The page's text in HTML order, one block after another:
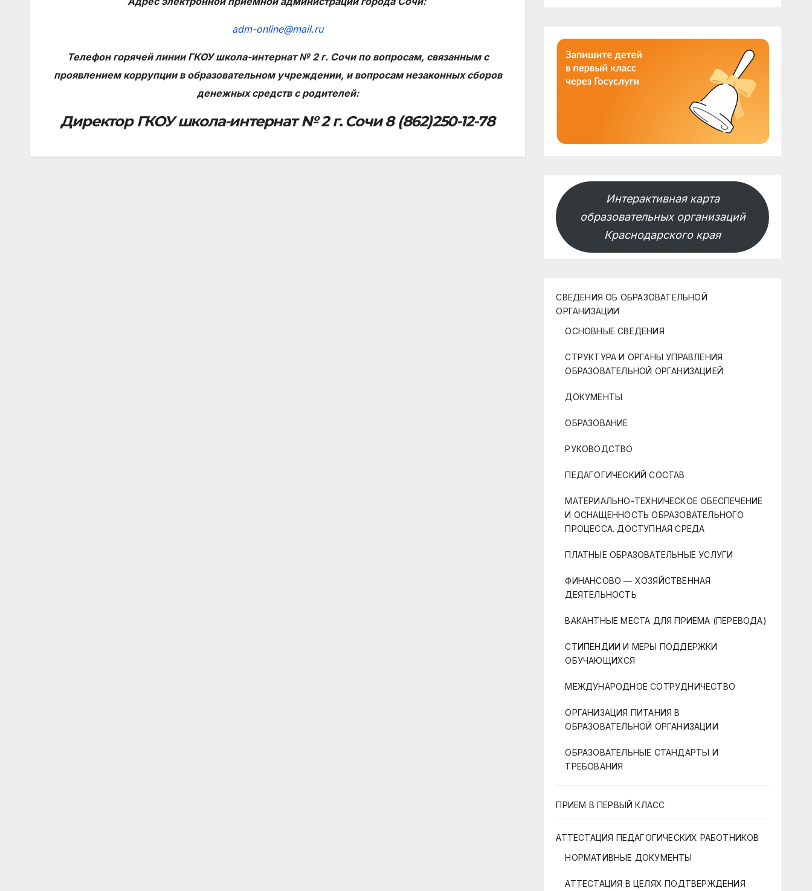
adm-online@mail.ru
Телефон горячей линии ГКОУ школа-интернат № 2 г. Сочи по вопросам, связанным с
проявлением коррупции в образовательном учреждении, и вопросам незаконных сборов
денежных средств с родителей:
Директор ГКОУ школа-интернат № 2 г. Сочи 8 (862)250-12-78
Интерактивная карта
образовательных организаций
Краснодарского края
СВЕДЕНИЯ ОБ ОБРАЗОВАТЕЛЬНОЙ
ОРГАНИЗАЦИИ
ОСНОВНЫЕ СВЕДЕНИЯ
СТРУКТУРА И ОРГАНЫ УПРАВЛЕНИЯ
ОБРАЗОВАТЕЛЬНОЙ ОРГАНИЗАЦИЕЙ
ДОКУМЕНТЫ
ОБРАЗОВАНИЕ
РУКОВОДСТВО
ПЕДАГОГИЧЕСКИЙ СОСТАВ
МАТЕРИАЛЬНО-ТЕХНИЧЕСКОЕ ОБЕСПЕЧЕНИЕ
И ОСНАЩЕННОСТЬ ОБРАЗОВАТЕЛЬНОГО
ПРОЦЕССА. ДОСТУПНАЯ СРЕДА
ПЛАТНЫЕ ОБРАЗОВАТЕЛЬНЫЕ УСЛУГИ
ФИНАНСОВО — ХОЗЯЙСТВЕННАЯ
ДЕЯТЕЛЬНОСТЬ
ВАКАНТНЫЕ МЕСТА ДЛЯ ПРИЕМА (ПЕРЕВОДА)
СТИПЕНДИИ И МЕРЫ ПОДДЕРЖКИ
ОБУЧАЮЩИХСЯ
МЕЖДУНАРОДНОЕ СОТРУДНИЧЕСТВО
ОРГАНИЗАЦИЯ ПИТАНИЯ В
ОБРАЗОВАТЕЛЬНОЙ ОРГАНИЗАЦИИ
ОБРАЗОВАТЕЛЬНЫЕ СТАНДАРТЫ И
ТРЕБОВАНИЯ
ПРИЕМ В ПЕРВЫЙ КЛАСС
АТТЕСТАЦИЯ ПЕДАГОГИЧЕСКИХ РАБОТНИКОВ
НОРМАТИВНЫЕ ДОКУМЕНТЫ
АТТЕСТАЦИЯ В ЦЕЛЯХ ПОДТВЕРЖДЕНИЯ